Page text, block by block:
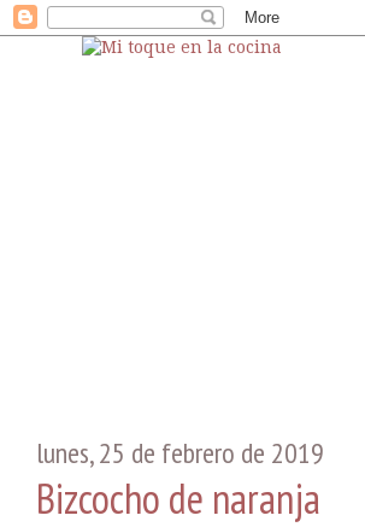
lunes, 25 de febrero de 2019
Bizcocho de naranja